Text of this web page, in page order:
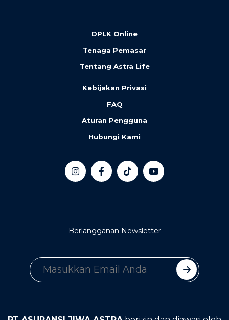
DPLK Online
Tenaga Pemasar
Tentang Astra Life
Kebijakan Privasi
FAQ
Aturan Pengguna
Hubungi Kami
Berlangganan Newsletter